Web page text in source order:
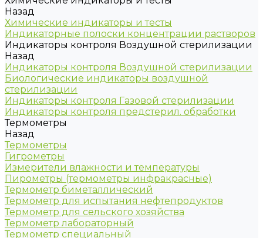
Назад
Химические индикаторы и тесты
Индикаторные полоски концентрации растворов
Индикаторы контроля Воздушной стерилизации
Назад
Индикаторы контроля Воздушной стерилизации
Биологические индикаторы воздушной
стерилизации
Индикаторы контроля Газовой стерилизации
Индикаторы контроля предстерил. обработки
Термометры
Назад
Термометры
Гигрометры
Измерители влажности и температуры
Пирометры (термометры инфракрасные)
Термометр биметаллический
Термометр для испытания нефтепродуктов
Термометр для сельского хозяйства
Термометр лабораторный
Термометр специальный